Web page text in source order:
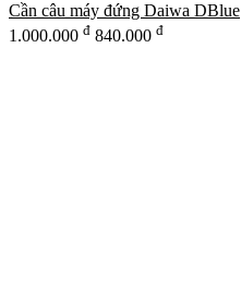
Cần câu máy đứng Daiwa DBlue
1.000.000 đ 840.000 đ